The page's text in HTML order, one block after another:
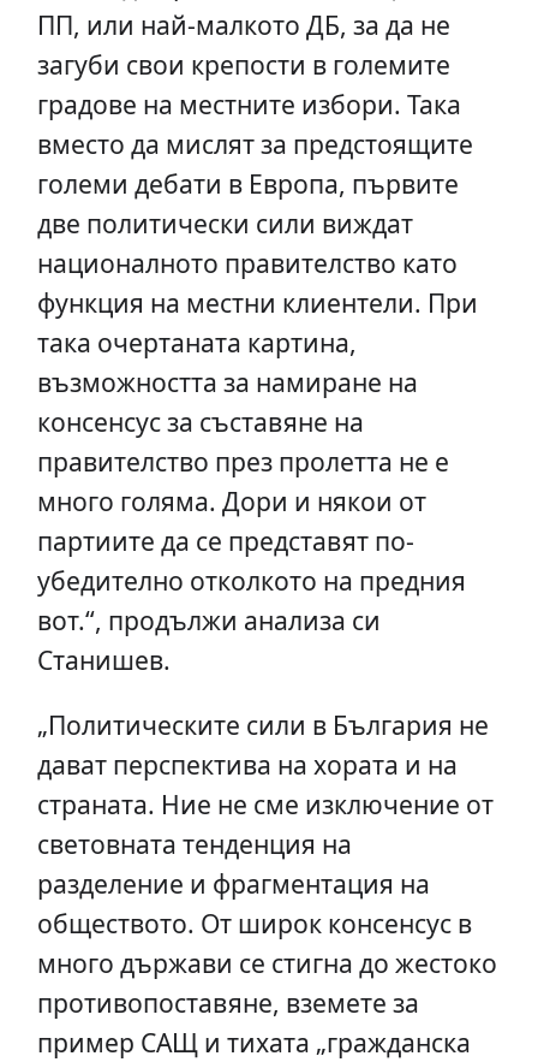
ПП, или най-малкото ДБ, за да не
загуби свои крепости в големите
градове на местните избори. Така
вместо да мислят за предстоящите
големи дебати в Европа, първите
две политически сили виждат
националното правителство като
функция на местни клиентели. При
така очертаната картина,
възможността за намиране на
консенсус за съставяне на
правителство през пролетта не е
много голяма. Дори и някои от
партиите да се представят по-
убедително отколкото на предния
вот.“, продължи анализа си
Станишев.
„Политическите сили в България не
дават перспектива на хората и на
страната. Ние не сме изключение от
световната тенденция на
разделение и фрагментация на
обществото. От широк консенсус в
много държави се стигна до жестоко
противопоставяне, вземете за
пример САЩ и тихата „гражданска